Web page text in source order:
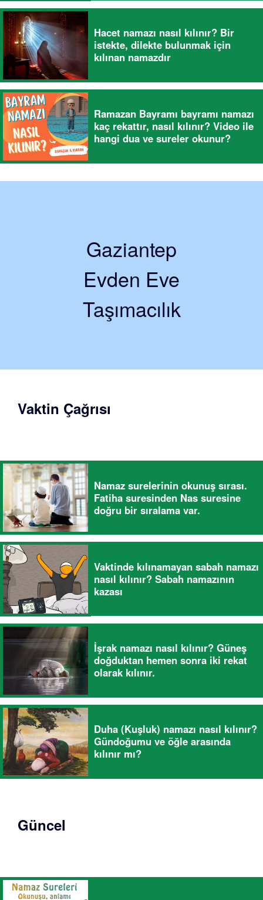
Hacet namazı nasıl kılınır? Bir
istekte, dilekte bulunmak için
kılınan namazdır
Ramazan Bayramı bayramı namazı
kaç rekattır, nasıl kılınır? Video ile
hangi dua ve sureler okunur?
Gaziantep
Evden Eve
Taşımacılık
Vaktin Çağrısı
Namaz surelerinin okunuş sırası.
Fatiha suresinden Nas suresine
doğru bir sıralama var.
Vaktinde kılınamayan sabah namazı
nasıl kılınır? Sabah namazının
kazası
İşrak namazı nasıl kılınır? Güneş
doğduktan hemen sonra iki rekat
olarak kılınır.
Duha (Kuşluk) namazı nasıl kılınır?
Gündoğumu ve öğle arasında
kılınır mı?
Güncel